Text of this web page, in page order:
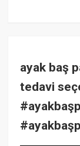
ayak baş
tedavi